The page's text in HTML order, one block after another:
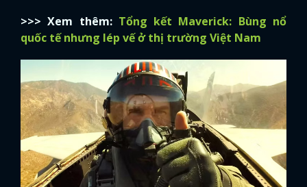
>>> Xem thêm: Tổng kết Maverick: Bùng nổ
quốc tế nhưng lép vế ở thị trường Việt Nam